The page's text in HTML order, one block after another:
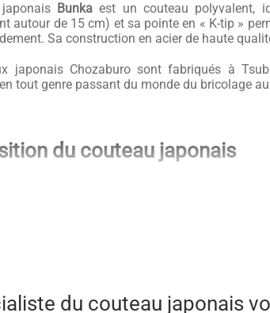
Bunka est un couteau polyvalent,
autour de 15 cm) et sa pointe en « K-tip »
Sa construction en acier de haute
japonais Chozaburo sont fabriqués à
tout genre passant du monde du bricolage
du couteau japonais
artisanales unique au monde avec ce
ont été choisis avec soin pour
du couteau japonais